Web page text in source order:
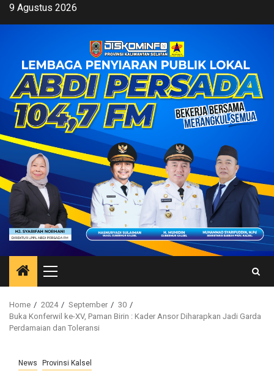
Skip9 Agustus 2026
Primary
Menu
Home 2024 September
30
Buka Konferwil ke-XV, Paman Birin : Kader Ansor Diharapkan Jadi Garda
Perdamaian dan Toleransi
News Provinsi Kalsel